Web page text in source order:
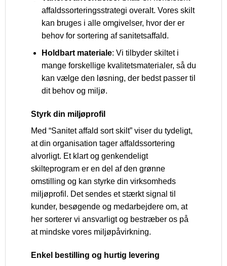
affaldssorteringsstrategi overalt. Vores skilt
kan bruges i alle omgivelser, hvor der er
behov for sortering af sanitetsaffald.
Holdbart materiale: Vi tilbyder skiltet i
mange forskellige kvalitetsmaterialer, så du
kan vælge den løsning, der bedst passer til
dit behov og miljø.
Styrk din miljøprofil
Med “Sanitet affald sort skilt” viser du tydeligt,
at din organisation tager affaldssortering
alvorligt. Et klart og genkendeligt
skilteprogram er en del af den grønne
omstilling og kan styrke din virksomheds
miljøprofil. Det sendes et stærkt signal til
kunder, besøgende og medarbejdere om, at
her sorterer vi ansvarligt og bestræber os på
at mindske vores miljøpåvirkning.
Enkel bestilling og hurtig levering